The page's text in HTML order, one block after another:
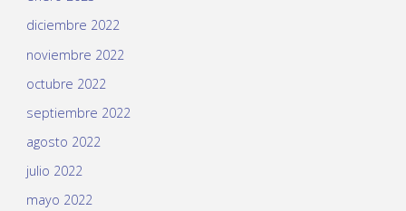
diciembre 2022
noviembre 2022
octubre 2022
septiembre 2022
agosto 2022
julio 2022
mayo 2022